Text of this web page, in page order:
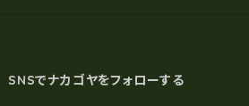
SNSでナカゴヤをフォローする